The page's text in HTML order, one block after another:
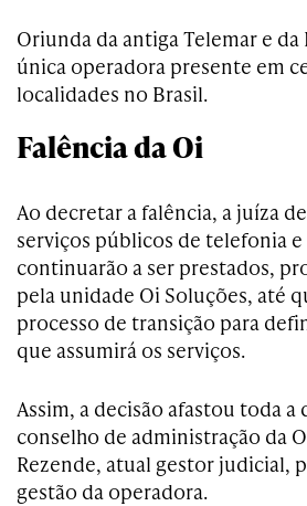
Oriunda da antiga Telemar e da
única operadora presente em
localidades no Brasil.
Falência da Oi
Ao decretar a falência, a juíza
serviços públicos de telefonia
continuarão a ser prestados,
pela unidade Oi Soluções, até
processo de transição para
que assumirá os serviços.
Assim, a decisão afastou toda a
conselho de administração da
Rezende, atual gestor judicial,
gestão da operadora.